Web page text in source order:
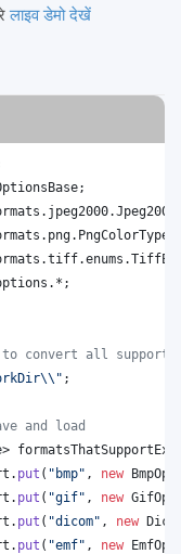
लाइव डेमो देखें
;
. jpeg2000.
. png. PngColorType
.tiff.enums .
.*;
to convert all
\\ " ;
and load
>
. put ( "bmp" , new
. put ( "gif" , new
. put ( "dicom" , new
. put ( "emf" , new